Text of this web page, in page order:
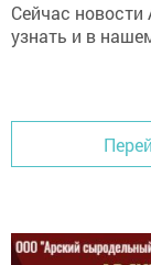
узнать и в